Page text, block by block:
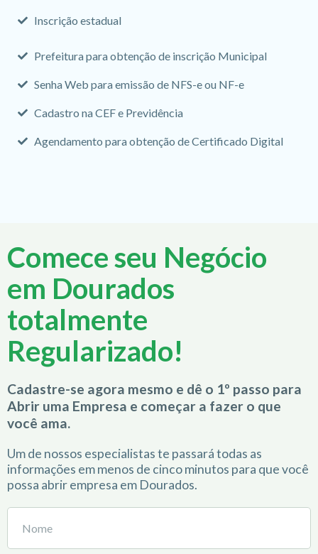
Inscrição estadual
Prefeitura para obtenção de inscrição Municipal
Senha Web para emissão de NFS-e ou NF-e
Cadastro na CEF e Previdência
Agendamento para obtenção de Certificado Digital
Comece seu Negócio
em Dourados
totalmente
Regularizado!
Cadastre-se agora mesmo e dê o 1º passo para
Abrir uma Empresa e começar a fazer o que
você ama.
Um de nossos especialistas te passará todas as
informações em menos de cinco minutos para que você
possa abrir empresa em Dourados.